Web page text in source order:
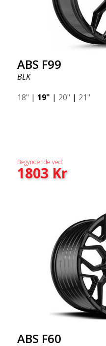
ABS F99
BLK
18" | 19" | 20" | 21"
Begyndende ved:
1803Kr
ABS F60